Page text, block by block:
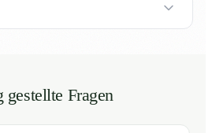
gestellte Fragen